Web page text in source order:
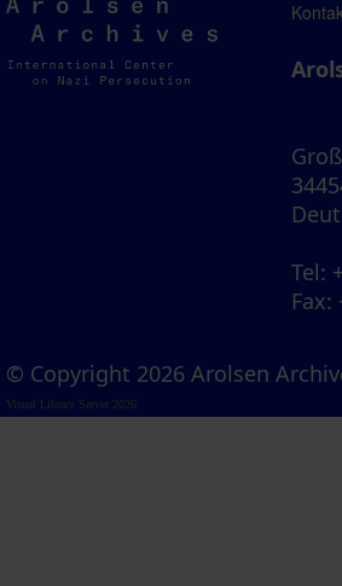
Arolsen
Archives
Tel:
Fax:
© Copyright 2026 Arolsen
Visual Library Server 2026